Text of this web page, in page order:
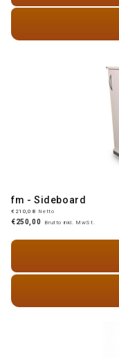
fm - Sideboard
€210,08 Netto
€250,00 Brutto inkl. MwSt.